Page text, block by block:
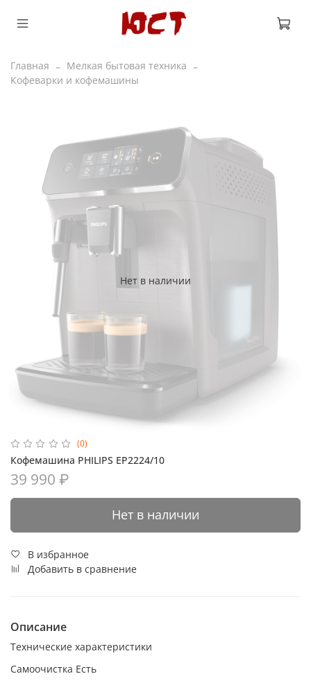
Главная
Мелкая бытовая техника
Кофеварки и кофемашины
Нет в наличии
(0)
Кофемашина PHILIPS EP2224/10
39 990 ₽
Нет в наличии
В избранное
Добавить в сравнение
Описание
Технические характеристики
Самоочистка Есть